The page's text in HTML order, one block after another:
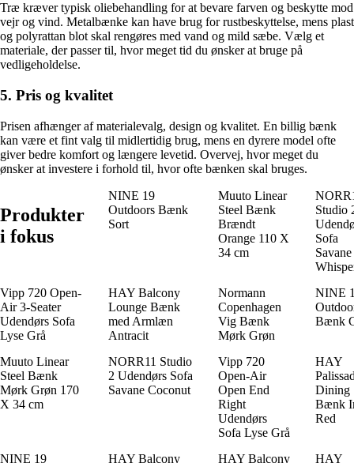
Træ kræver typisk oliebehandling for at bevare farven og beskytte mod
vejr og vind. Metalbænke kan have brug for rustbeskyttelse, mens plast
og polyrattan blot skal rengøres med vand og mild sæbe. Vælg et
materiale, der passer til, hvor meget tid du ønsker at bruge på
vedligeholdelse.
5. Pris og kvalitet
Prisen afhænger af materialevalg, design og kvalitet. En billig bænk
kan være et fint valg til midlertidig brug, mens en dyrere model ofte
giver bedre komfort og længere levetid. Overvej, hvor meget du
ønsker at investere i forhold til, hvor ofte bænken skal bruges.
Produkter
i fokus
NINE 19
Outdoors Bænk
Sort
Muuto Linear
Steel Bænk
Brændt
Orange 110 X
34 cm
Studio
Sofa
Savane
Vipp 720 Open-
Air 3-Seater
Udendørs Sofa
Lyse Grå
HAY Balcony
Lounge Bænk
med Armlæn
Antracit
Normann
Copenhagen
Vig Bænk
Mørk Grøn
NINE
Bænk
Muuto Linear
Steel Bænk
Mørk Grøn 170
X 34 cm
NORR11 Studio
2 Udendørs Sofa
Savane Coconut
Vipp 720
Open-Air
Open End
Right
Udendørs
Sofa Lyse Grå
HAY
Dining
Bænk
Red
NINE 19
HAY Balcony
HAY Balcony
HAY